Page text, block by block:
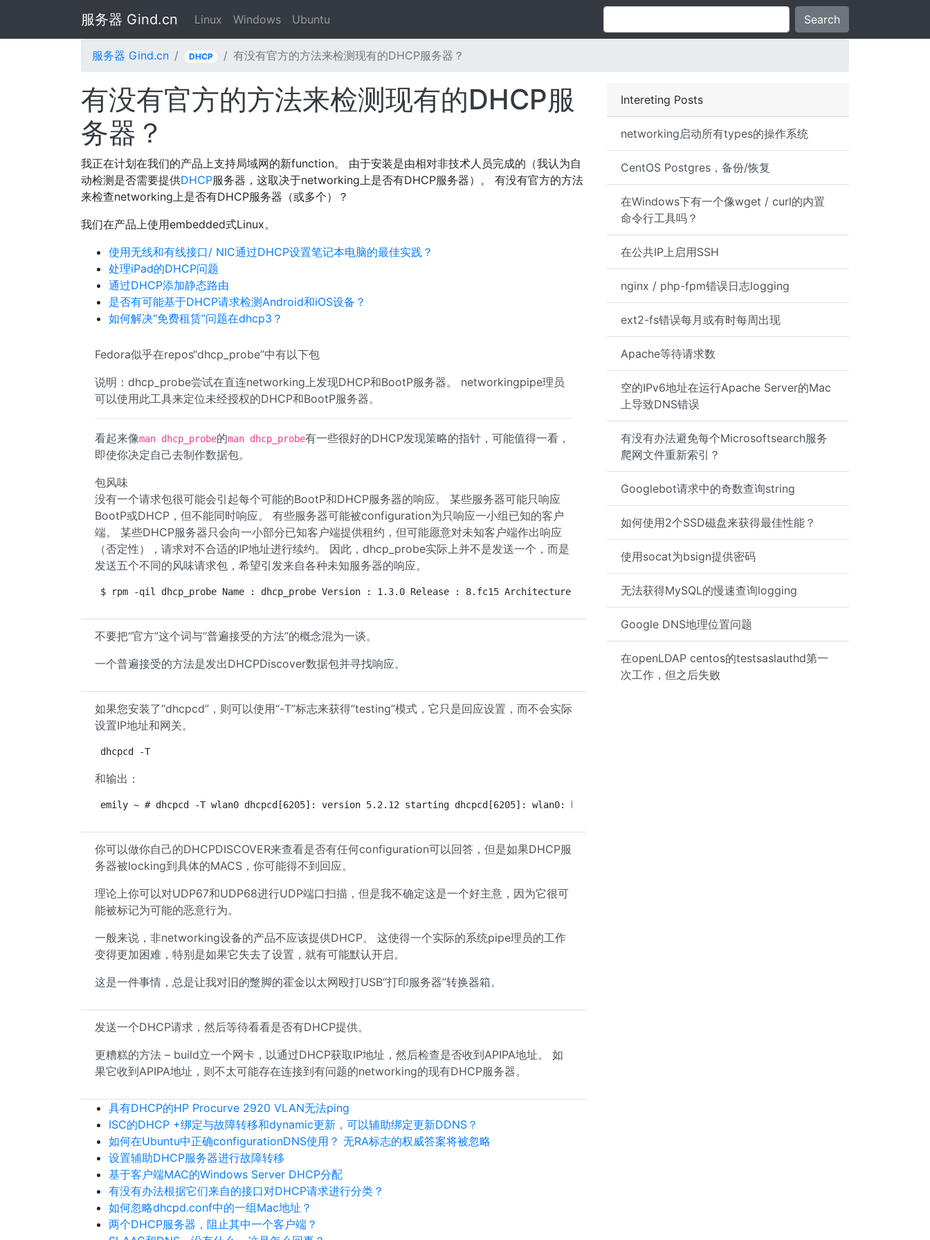
服务器 Gind.cn Linux Windows Ubuntu Search
服务器 Gind.cn DHCP 有没有官方的方法来检测现有的DHCP服务器？
Intereting Posts
networking启动所有types的操作系统
CentOS Postgres，备份/恢复
在Windows下有一个像wget / curl的内置
命令行工具吗？
在公共IP上启用SSH
nginx / php-fpm错误日志logging
ext2-fs错误每月或有时每周出现
Apache等待请求数
空的IPv6地址在运行Apache Server的Mac
上导致DNS错误
有没有办法避免每个Microsoftsearch服务
爬网文件重新索引？
Googlebot请求中的奇数查询string
如何使用2个SSD磁盘来获得最佳性能？
使用socat为bsign提供密码
无法获得MySQL的慢速查询logging
Google DNS地理位置问题
在openLDAP centos的testsaslauthd第一
次工作，但之后失败
有没有官方的方法来检测现有的DHCP服
务器？
我正在计划在我们的产品上支持局域网的新function。 由于安装是由相对非技术人员完成的（我认为自
动检测是否需要提供DHCP服务器，这取决于networking上是否有DHCP服务器）。 有没有官方的方法
来检查networking上是否有DHCP服务器（或多个）？
我们在产品上使用embedded式Linux。
使用无线和有线接口/ NIC通过DHCP设置笔记本电脑的最佳实践？
处理iPad的DHCP问题
通过DHCP添加静态路由
是否有可能基于DHCP请求检测Android和iOS设备？
如何解决“免费租赁”问题在dhcp3？
Fedora似乎在repos“dhcp_probe”中有以下包
说明：dhcp_probe尝试在直连networking上发现DHCP和BootP服务器。 networkingpipe理员
可以使用此工具来定位未经授权的DHCP和BootP服务器。
看起来像man dhcp_probe的man dhcp_probe有一些很好的DHCP发现策略的指针，可能值得一看，
即使你决定自己去制作数据包。
包风味
没有一个请求包很可能会引起每个可能的BootP和DHCP服务器的响应。 某些服务器可能只响应
BootP或DHCP，但不能同时响应。 有些服务器可能被configuration为只响应一小组已知的客户
端。 某些DHCP服务器只会向一小部分已知客户端提供租约，但可能愿意对未知客户端作出响应
（否定性），请求对不合适的IP地址进行续约。 因此，dhcp_probe实际上并不是发送一个，而是
发送五个不同的风味请求包，希望引发来自各种未知服务器的响应。
$ rpm -qil dhcp_probe Name : dhcp_probe Version : 1.3.0 Release : 8.fc15 Architecture: x86_64 Install Date: Mon 30 Apr 2012 12:20:46 AM BST Group :
不要把“官方”这个词与“普遍接受的方法”的概念混为一谈。
一个普遍接受的方法是发出DHCPDiscover数据包并寻找响应。
如果您安装了“dhcpcd”，则可以使用“-T”标志来获得“testing”模式，它只是回应设置，而不会实际
设置IP地址和网关。
dhcpcd -T
和输出：
emily ~ # dhcpcd -T wlan0 dhcpcd[6205]: version 5.2.12 starting dhcpcd[6205]: wlan0: broadcasting for a lease dhcpcd[6205]: wlan0: offered 192.168.2.194
你可以做你自己的DHCPDISCOVER来查看是否有任何configuration可以回答，但是如果DHCP服
务器被locking到具体的MACS，你可能得不到回应。
理论上你可以对UDP67和UDP68进行UDP端口扫描，但是我不确定这是一个好主意，因为它很可
能被标记为可能的恶意行为。
一般来说，非networking设备的产品不应该提供DHCP。 这使得一个实际的系统pipe理员的工作
变得更加困难，特别是如果它失去了设置，就有可能默认开启。
这是一件事情，总是让我对旧的蹩脚的霍金以太网殴打USB“打印服务器”转换器箱。
发送一个DHCP请求，然后等待看看是否有DHCP提供。
更糟糕的方法 – build立一个网卡，以通过DHCP获取IP地址，然后检查是否收到APIPA地址。 如
果它收到APIPA地址，则不太可能存在连接到有问题的networking的现有DHCP服务器。
具有DHCP的HP Procurve 2920 VLAN无法ping
ISC的DHCP +绑定与故障转移和dynamic更新，可以辅助绑定更新DDNS？
如何在Ubuntu中正确configurationDNS使用？ 无RA标志的权威答案将被忽略
设置辅助DHCP服务器进行故障转移
基于客户端MAC的Windows Server DHCP分配
有没有办法根据它们来自的接口对DHCP请求进行分类？
如何忽略dhcpd.conf中的一组Mac地址？
两个DHCP服务器，阻止其中一个客户端？